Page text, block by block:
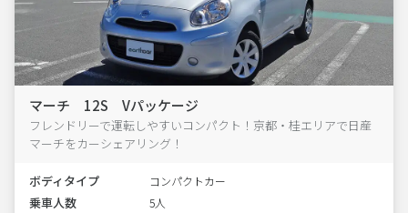
マーチ 12S Vパッケージ
フレンドリーで運転しやすいコンパクト！京都・桂エリアで日産
マーチをカーシェアリング！
ボディタイプ コンパクトカー
乗車人数 5人